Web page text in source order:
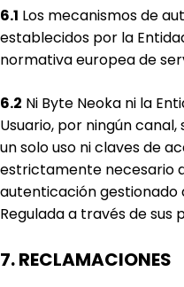
6.1 Los mecanismos de
establecidos por la
normativa europea de
6.2 Ni Byte Neoka ni la
Usuario, por ningún
un solo uso ni claves de
estrictamente necesario
autenticación
Regulada a través de sus
7. RECLAMACIONES